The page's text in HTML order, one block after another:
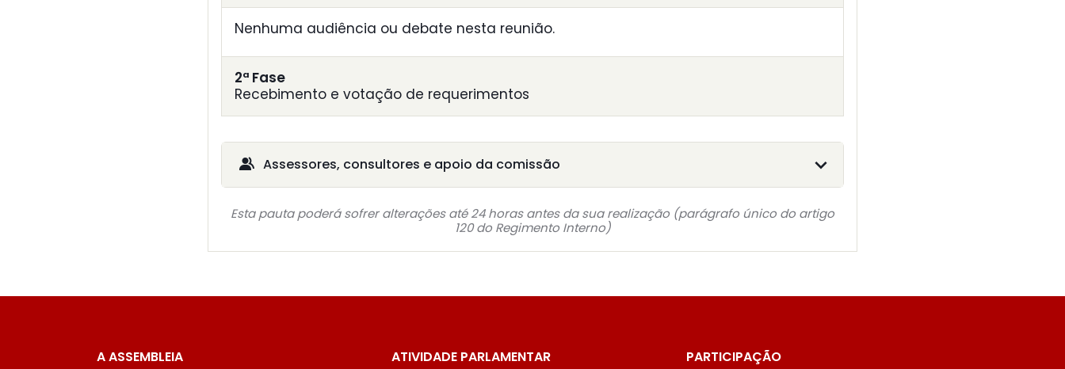
Nenhuma audiência ou debate nesta reunião.
2ª Fase
Recebimento e votação de requerimentos
Assessores, consultores e apoio da comissão
Esta pauta poderá sofrer alterações até 24 horas antes da sua realização (parágrafo único do artigo
120 do Regimento Interno)
A ASSEMBLEIA
ATIVIDADE PARLAMENTAR
PARTICIPAÇÃO